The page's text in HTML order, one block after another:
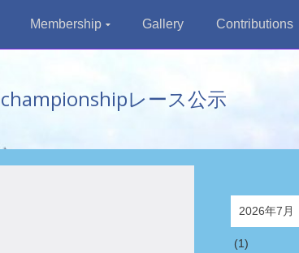
Membership Gallery Contributions
レース公示
2026年7月
(1)